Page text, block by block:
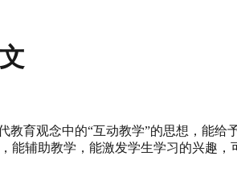
育观念中的“互动教学”的思想，能
辅助教学，能激发学生学习的兴趣